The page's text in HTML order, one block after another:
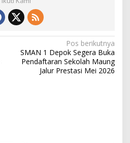
Pos berikutnya
SMAN 1 Depok Segera Buka
Pendaftaran Sekolah Maung
Jalur Prestasi Mei 2026